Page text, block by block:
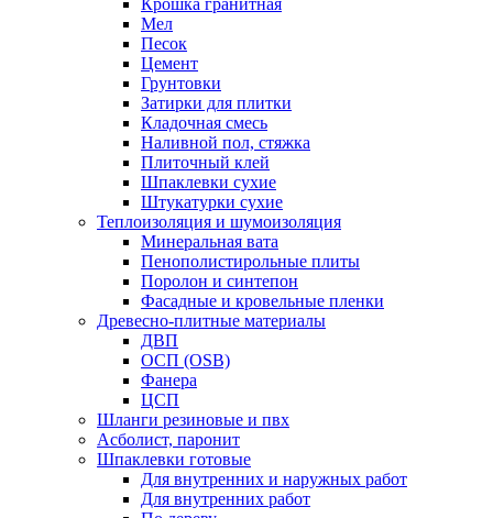
Крошка гранитная
Мел
Песок
Цемент
Грунтовки
Затирки для плитки
Кладочная смесь
Наливной пол, стяжка
Плиточный клей
Шпаклевки сухие
Штукатурки сухие
Теплоизоляция и шумоизоляция
Минеральная вата
Пенополистирольные плиты
Поролон и синтепон
Фасадные и кровельные пленки
Древесно-плитные материалы
ДВП
ОСП (OSB)
Фанера
ЦСП
Шланги резиновые и пвх
Асболист, паронит
Шпаклевки готовые
Для внутренних и наружных работ
Для внутренних работ